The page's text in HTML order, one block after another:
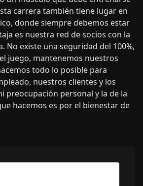
carrera también tiene lugar en
donde siempre debemos estar
es nuestra red de socios con la
No existe una seguridad del 100%,
juego, mantenemos nuestros
todo lo posible para
nuestros clientes y los
preocupación personal y la de la
hacemos es por el bienestar de